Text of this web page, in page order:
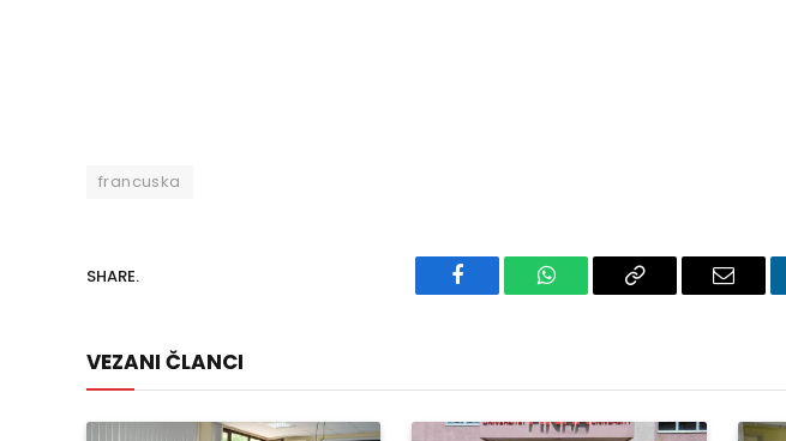
francuska
SHARE.
Facebook WhatsAppCopy
Email
VEZANI ČLANCI